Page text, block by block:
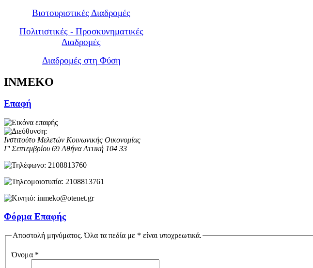
Βιοτουριστικές Διαδρομές
Πολιτιστικές - Προσκυνηματικές
Διαδρομές
Διαδρομές στη Φύση
INMEKO
Επαφή
Ινστιτούτο Μελετών Κοινωνικής Οικονομίας
Γ' Σεπτεμβρίου 69 ΑθήναΑττική 104 33
2108813760
2108813761
inmeko@otenet.gr
Φόρμα Επαφής
Αποστολή μηνύματος. Όλα τα πεδία με * είναι υποχρεωτικά.
Όνομα *